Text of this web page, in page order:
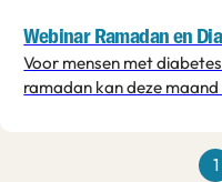
Webinar Ramadan en
Voor mensen met
ramadan kan deze
1